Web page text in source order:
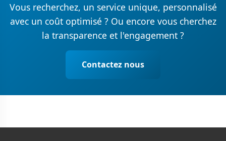
Vous recherchez, un service unique, personnalisé
avec un coût optimisé ? Ou encore vous cherchez
la transparence et l'engagement ?
Contactez nous